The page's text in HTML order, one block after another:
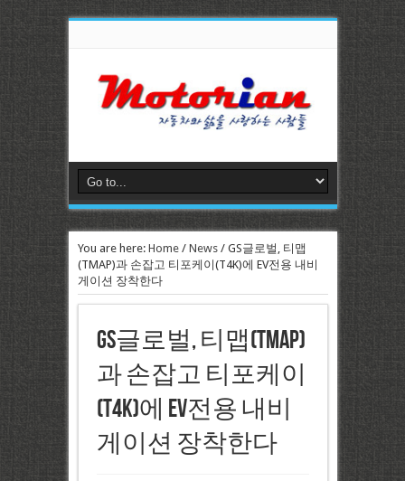
You are here: Home/ News/ GS글로벌, 티맵
(TMAP)과 손잡고 티포케이(T4K)에 EV전용 내비
게이션 장착한다
GS글로벌, 티맵(TMAP)
과 손잡고 티포케이
(T4K)에 EV전용 내비
게이션 장착한다